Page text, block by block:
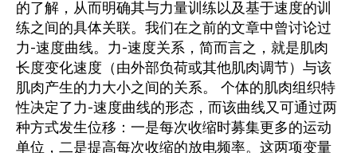
的了解，从而明确其与力量训练以及基于速度的训
练之间的具体关联。我们在之前的文章中曾讨论过
力-速度曲线。力-速度关系，简而言之，就是肌肉
长度变化速度（由外部负荷或其他肌肉调节）与该
肌肉产生的力大小之间的关系。 个体的肌肉组织特
性决定了力-速度曲线的形态，而该曲线又可通过两
种方式发生位移：一是每次收缩时募集更多的运动
单位，二是提高每次收缩的放电频率。这两项变量